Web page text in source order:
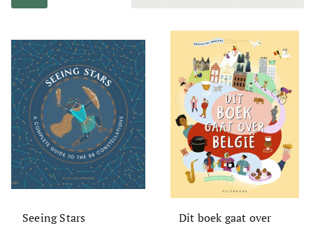
Seeing Stars
Dit boek gaat over